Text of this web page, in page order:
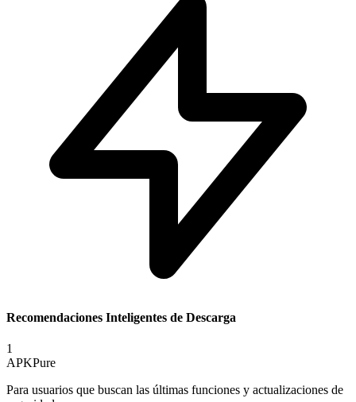
Recomendaciones Inteligentes de Descarga
1
APKPure
Para usuarios que buscan las últimas funciones y actualizaciones de